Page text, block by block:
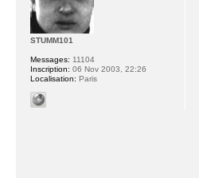
STUMM101
Messages: 11104
Inscription: 06 Nov 2003, 22:26
Localisation: Paris